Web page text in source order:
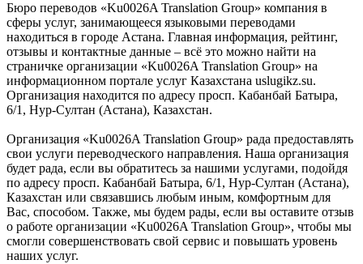
Бюро переводов «Ku0026A Translation Group» компания в
сферы услуг, занимающееся языковыми переводами
находиться в городе Астана. Главная информация, рейтинг,
отзывы и контактные данные – всё это можно найти на
страничке организации «Ku0026A Translation Group» на
информационном портале услуг Казахстана uslugikz.su.
Организация находится по адресу просп. Кабанбай Батыра,
6/1, Нур-Султан (Астана), Казахстан.
Организация «Ku0026A Translation Group» рада предоставлять
свои услуги переводческого направления. Наша организация
будет рада, если вы обратитесь за нашими услугами, подойдя
по адресу просп. Кабанбай Батыра, 6/1, Нур-Султан (Астана),
Казахстан или связавшись любым иным, комфортным для
Вас, способом. Также, мы будем рады, если вы оставите отзыв
о работе организации «Ku0026A Translation Group», чтобы мы
смогли совершенствовать свой сервис и повышать уровень
наших услуг.